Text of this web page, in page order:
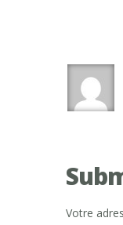
Votre